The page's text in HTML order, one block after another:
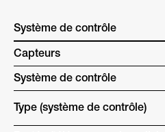
Système de contrôle
Capteurs
Système de contrôle
Type (système de contrôle)